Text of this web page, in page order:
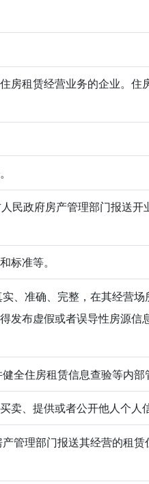
房租赁经营业务的企业。住
民政府房产管理部门报送开
标准等。
、准确、完整，在其经营场
发布虚假或者误导性房源信
全住房租赁信息查验等内部
、提供或者公开他人个人信
管理部门报送其经营的租赁